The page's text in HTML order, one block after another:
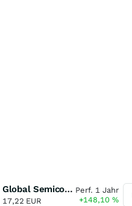
iShares MSCI Global Semiconductors UCITS ETF USD (Acc)
17,22 EUR
Perf. 1 Jahr
+148,10 %